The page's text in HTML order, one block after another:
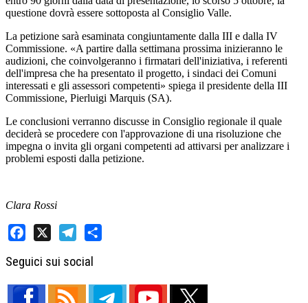
questione dovrà essere sottoposta al Consiglio Valle.
La petizione sarà esaminata congiuntamente dalla III e dalla IV
Commissione. «A partire dalla settimana prossima inizieranno le
audizioni, che coinvolgeranno i firmatari dell'iniziativa, i referenti
dell'impresa che ha presentato il progetto, i sindaci dei Comuni
interessati e gli assessori competenti» spiega il presidente della III
Commissione, Pierluigi Marquis (SA).
Le conclusioni verranno discusse in Consiglio regionale il quale
deciderà se procedere con l'approvazione di una risoluzione che
impegna o invita gli organi competenti ad attivarsi per analizzare i
problemi esposti dalla petizione.
Clara Rossi
Seguici sui social